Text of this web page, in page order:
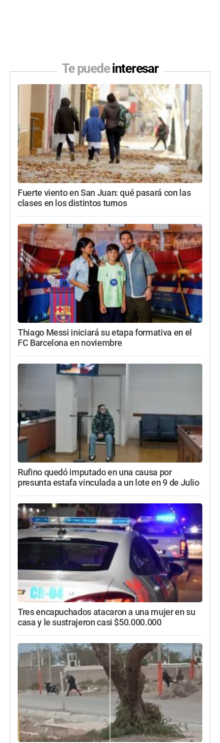
Te puedeinteresar
Fuerte viento en San Juan: qué pasará con las
clases en los distintos turnos
Thiago Messi iniciará su etapa formativa en el
FC Barcelona en noviembre
Rufino quedó imputado en una causa por
presunta estafa vinculada a un lote en 9 de Julio
Tres encapuchados atacaron a una mujer en su
casa y le sustrajeron casi $50.000.000